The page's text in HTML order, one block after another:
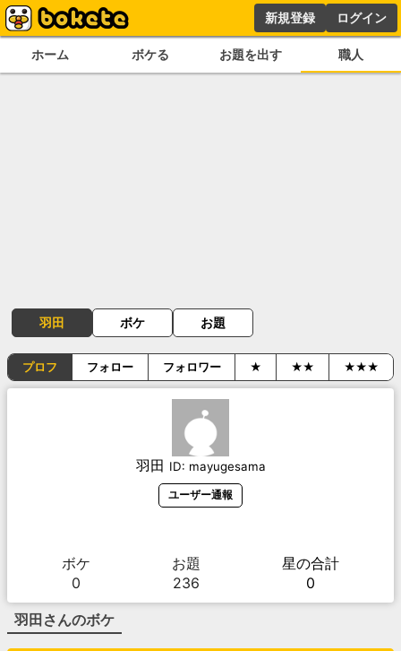
新規登録 ログイン
ホーム ボケる お題を出す 職人
羽田 ボケ お題
プロフ フォロー フォロワー ★ ★★ ★★★
羽田 ID: mayugesama
ユーザー通報
ボケ
0
お題
236
星の合計
0
羽田 さんのボケ